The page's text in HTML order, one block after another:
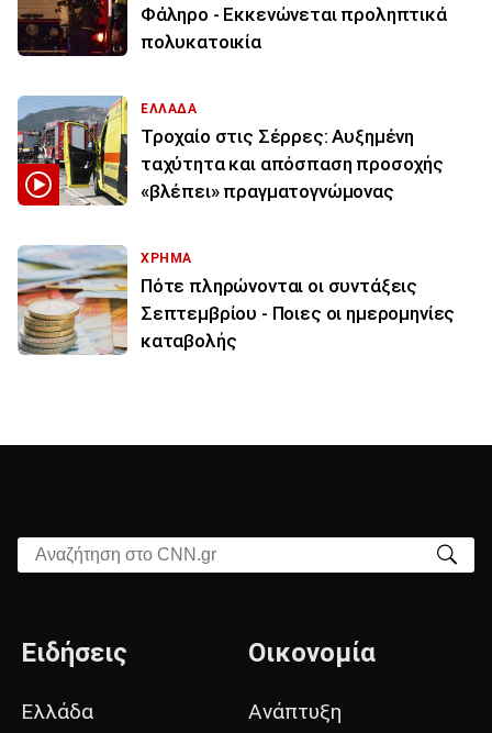
Φάληρο - Εκκενώνεται προληπτικά
πολυκατοικία
ΕΛΛΑΔΑ
Τροχαίο στις Σέρρες: Αυξημένη
ταχύτητα και απόσπαση προσοχής
«βλέπει» πραγματογνώμονας
ΧΡΗΜΑ
Πότε πληρώνονται οι συντάξεις
Σεπτεμβρίου - Ποιες οι ημερομηνίες
καταβολής
Αναζήτηση στο CNN.gr
Ειδήσεις
Ελλάδα
Οικονομία
Ανάπτυξη